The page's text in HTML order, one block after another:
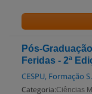
Pós-
Feridas - 2ª
CESPU, Formação
Categoria:Ciências